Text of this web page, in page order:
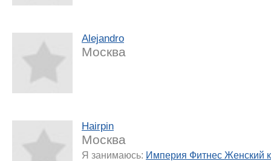
Alejandro
Москва
Hairpin
Москва
Я занимаюсь: Империя Фитнес Женский